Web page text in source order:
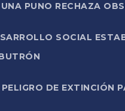
PUNO RECHAZA
SOCIAL
DE EXTINCIÓN